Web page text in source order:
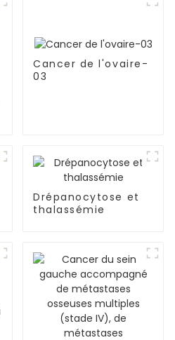
Cancer de l'ovaire-
03
Drépanocytose et
thalassémie